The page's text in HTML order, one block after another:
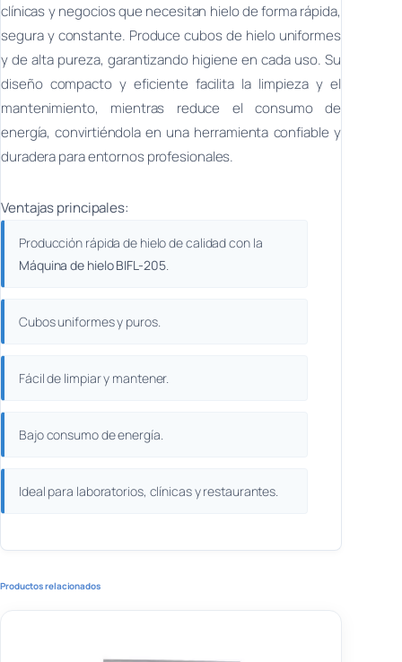
clínicas y negocios que necesitan hielo de forma rápida,
segura y constante. Produce cubos de hielo uniformes
y de alta pureza, garantizando higiene en cada uso. Su
diseño compacto y eficiente facilita la limpieza y el
mantenimiento, mientras reduce el consumo de
energía, convirtiéndola en una herramienta confiable y
duradera para entornos profesionales.
Ventajas principales:
Producción rápida de hielo de calidad con la
Máquina de hielo BIFL-205.
Cubos uniformes y puros.
Fácil de limpiar y mantener.
Bajo consumo de energía.
Ideal para laboratorios, clínicas y restaurantes.
Productos relacionados